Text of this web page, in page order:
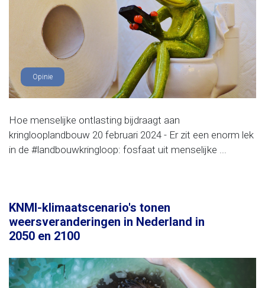
Opinie
Hoe menselijke ontlasting bijdraagt aan
kringlooplandbouw 20 februari 2024 - Er zit een enorm lek
in de #landbouwkringloop: fosfaat uit menselijke ...
KNMI-klimaatscenario's tonen
weersveranderingen in Nederland in
2050 en 2100